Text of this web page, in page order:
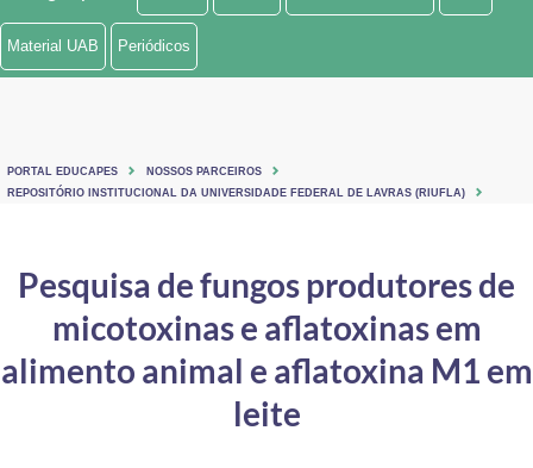
Ministério de Minas e Energia
Ministério do Turismo
Controladoria-Geral da União
Material UAB Periódicos
PORTAL EDUCAPES
NOSSOS PARCEIROS
REPOSITÓRIO INSTITUCIONAL DA UNIVERSIDADE FEDERAL DE LAVRAS (RIUFLA)
Pesquisa de fungos produtores de
micotoxinas e aflatoxinas em
alimento animal e aflatoxina M1 em
leite